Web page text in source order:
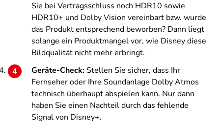
Sie bei Vertragsschluss noch HDR10 sowie
HDR10+ und Dolby Vision vereinbart bzw. wurde
das Produkt entsprechend beworben? Dann liegt
solange ein Produktmangel vor, wie Disney diese
Bildqualität nicht mehr erbringt.
Geräte-Check: Stellen Sie sicher, dass Ihr
Fernseher oder Ihre Soundanlage Dolby Atmos
technisch überhaupt abspielen kann. Nur dann
haben Sie einen Nachteil durch das fehlende
Signal von Disney+.